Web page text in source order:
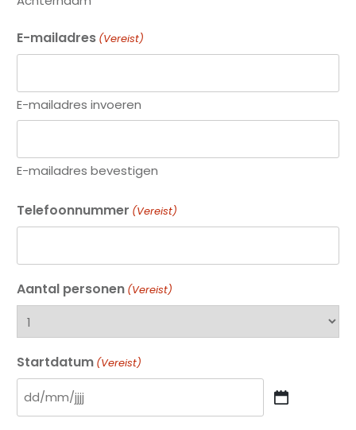
E-mailadres (Vereist)
E-mailadres invoeren
E-mailadres bevestigen
Telefoonnummer (Vereist)
Aantal personen (Vereist)
Startdatum (Vereist)
DD